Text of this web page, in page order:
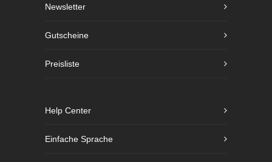
Newsletter
Gutscheine
Preisliste
Help Center
Einfache Sprache